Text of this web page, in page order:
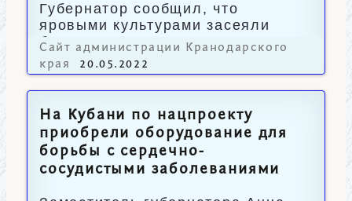
Губернатор сообщил, что
яровыми культурами засеяли
более 1,7 млн гектаров.
Сайт администрации Кранодарского
края
20.05.2022
На Кубани по нацпроекту
приобрели оборудование для
борьбы с сердечно-
сосудистыми заболеваниями